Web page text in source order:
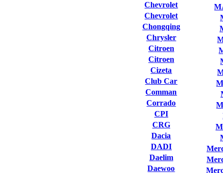
Chevrolet
Chevrolet
Chongqing
Chrysler
Citroen
Citroen
Cizeta
Club Сar
Comman
Corrado
CPI
CRG
Dacia
DADI
Daelim
Daewoo